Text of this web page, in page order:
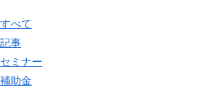
すべて
記事
セミナー
補助金